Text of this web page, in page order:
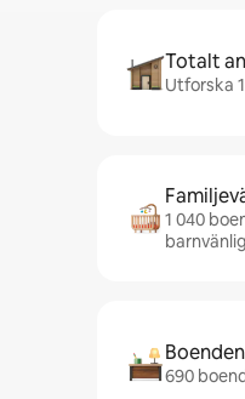
Totalt
Utforska
1 040
690